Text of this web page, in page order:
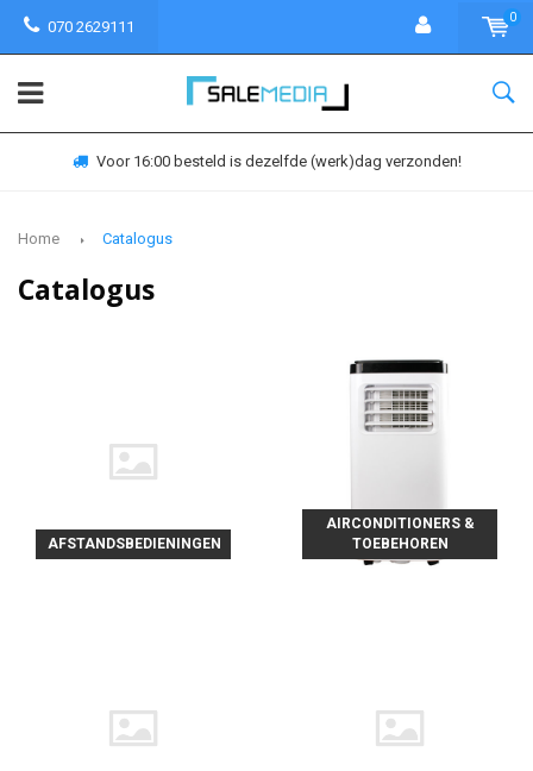
070 2629111
0
Voor 16:00 besteld is dezelfde (werk)dag verzonden!
Home Catalogus
Catalogus
AFSTANDSBEDIENINGEN
AIRCONDITIONERS &
TOEBEHOREN